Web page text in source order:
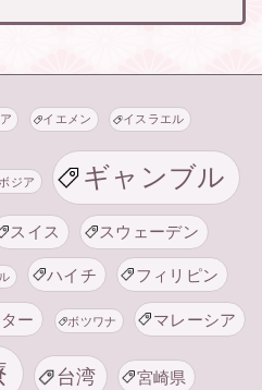
イエメン イスラエル
ジア ギャンブル
スイス スウェーデン
ハイチ フィリピン
ー ボツワナ マレーシア
台湾 宮崎県